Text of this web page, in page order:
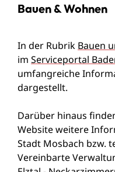
Bauen & Wohnen
In der Rubrik Bauen
im Serviceportal
umfangreiche
dargestellt.
Darüber hinaus
Website weitere
Stadt Mosbach bzw.
Vereinbarte